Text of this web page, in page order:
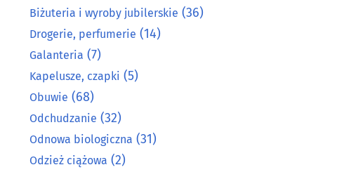
Biżuteria i wyroby jubilerskie (36)
Drogerie, perfumerie (14)
Galanteria (7)
Kapelusze, czapki (5)
Obuwie (68)
Odchudzanie (32)
Odnowa biologiczna (31)
Odzież ciążowa (2)